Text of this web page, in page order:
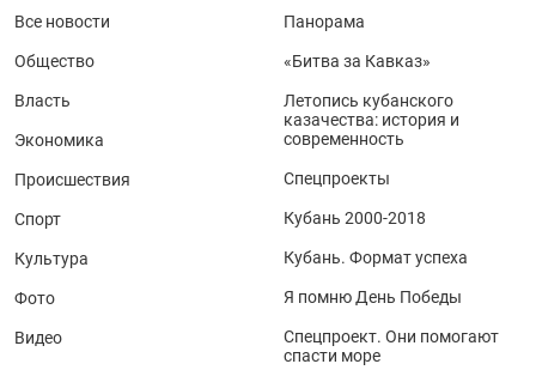
Все новости
Общество
Власть
Экономика
Происшествия
Спорт
Культура
Фото
Видео
Панорама
«Битва за Кавказ»
Летопись кубанского
казачества: история и
современность
Спецпроекты
Кубань 2000-2018
Кубань. Формат успеха
Я помню День Победы
Спецпроект. Они помогают
спасти море